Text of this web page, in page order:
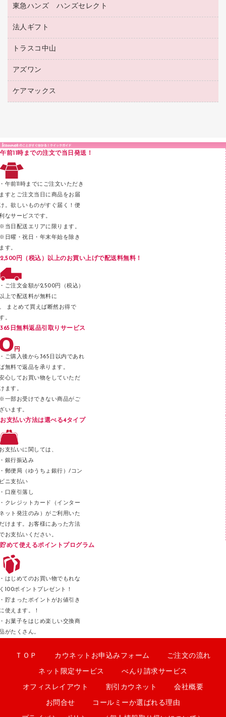
ファイルボックス
パイプ式ファイル
その他ファイル
クリヤーホルダー
クリヤーブック（差替式）
クリヤーブック（固定式）
Ｚ式ファイル
２穴リフィル・２穴インデックス
ボールペン（油性）
ボールペン（ゲルインク）
シャープペンシル用替芯
電話台
針なしステープラー
紙めくり
裁断機
印章用品
ラベル類
メンディングテープ
メッシュケース／ペンケース
フロアケース
ブックエンド／ブックスタンド
パンチ
はさみ
テープカッター
その他文具
セロハンテープ
スティックのり
クリップ
カッター
店舗運営用品
陳列什器
紙手提げ袋
レジ・ポリ袋
ディスプレイ用品
カウンター／お会計用品
東急ハンズ ハンズセレクト
東急ハンズ
法人ギフト
高島屋
カウネットギフト
高島屋（食品・飲料）
カウネットギフト（食品・飲料）
トラスコ中山
建築・作業用品
アズワン
医療・介護用品（食品・飲料・食添製品）
ケアマックス
午前11時までの注文で当日発送！
午前11時までにご注文いただき
すとご注文当日に商品をお届
。欲しいものがすぐ届く！便
なサービスです。
当日配送エリアに限ります。
日曜・祝日・年末年始を除き
す。
2,500円（税込）以上のお買い上げで配送料無料！
ご注文金額が2,500円（税込）
上で配送料が無料に
まとめて買えば断然お得で
。
365日無料返品引取りサービス
ご購入後から365日以内であれ
無料で返品を承ります。
心してお買い物をしていただ
ます。
一部お受けできない商品がご
います。
お支払い方法は選べる4タイプ
支払いに関しては、
銀行振込み
郵便局（ゆうちょ銀行）/コン
ニ支払い
口座引落し
クレジットカード（インター
ット発注のみ）がご利用いた
けます。お客様にあった方法
お支払いください。
貯めて使えるポイントプログラム
はじめてのお買い物でもれな
100ポイントプレゼント！
貯まったポイントがお値引き
使えます。！
お菓子をはじめ楽しい交換商
がたくさん。
ＴＯＰ カウネットお申込みフォーム ご注文の流れ
ネット限定サービス べんり請求サービス
オフィスレイアウト 割引カウネット 会社概要
お問合せ コールミーか選ばれる理由